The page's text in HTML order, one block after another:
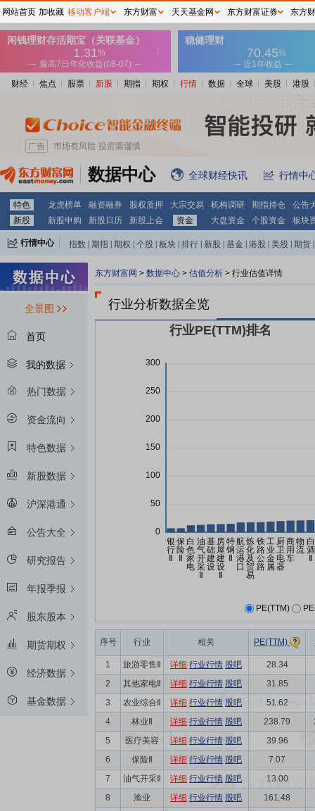
财经 焦点 股票 新股 期指 期权 行情 数据 全球 美股 港股
数据中心 全球财经快讯 行情中
特色 龙虎榜单 融资融券 股权质押 大宗交易 机构调研 期指持仓
公告
新股
新股申购 新股日历 新股上会 资金 大盘资金 个股资金 板块
行情中心 指数 期指 期权 个股 板块 排行 新股 基金 港股 美股 期货
全景图
首页
我的数据
热门数据
资金流向
特色数据
新股数据
沪深港通
公告大全
研究报告
年报季报
股东股本
期货期权
经济数据
基金数据
东方财富网 > 数据中心 > 估值分析 > 行业估值详情
行业分析数据全览
PE(TTM)
序号 行业 相关 PE(TTM)
1 旅游零售Ⅱ 详细 行业行情 股吧
28.34
2
其他家电Ⅱ 详细 行业行情 股吧
31.85
3
农业综合Ⅱ 详细 行业行情 股吧
51.62
4
林业Ⅱ 详细 行业行情 股吧 238.79
5
医疗美容 详细 行业行情 股吧
39.96
6
保险Ⅱ 详细 行业行情 股吧
7.07
7
油气开采Ⅱ 详细 行业行情 股吧
13.00
8
渔业 详细 行业行情 股吧
161.48
网站首页 加收藏 移动客户端 东方财富 天天基金网 东方财富证券 东方